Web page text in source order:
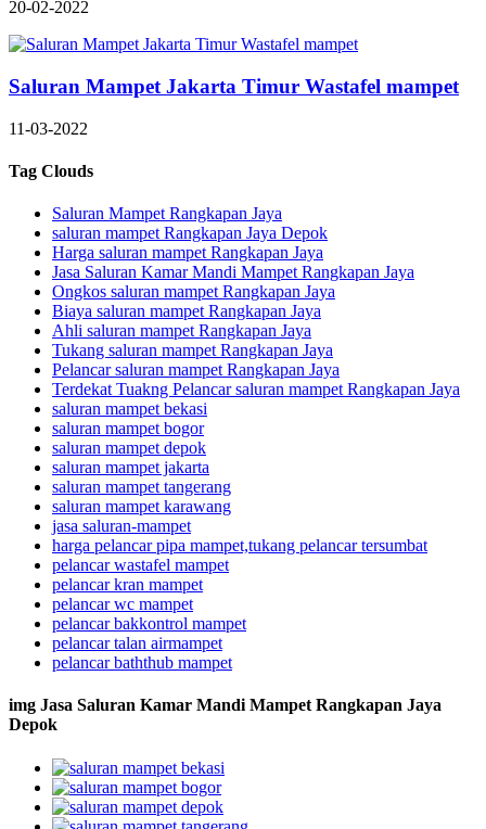
20-02-2022
Saluran Mampet Jakarta Timur Wastafel mampet
11-03-2022
Tag Clouds
Saluran Mampet Rangkapan Jaya
saluran mampet Rangkapan Jaya Depok
Harga saluran mampet Rangkapan Jaya
Jasa Saluran Kamar Mandi Mampet Rangkapan Jaya
Ongkos saluran mampet Rangkapan Jaya
Biaya saluran mampet Rangkapan Jaya
Ahli saluran mampet Rangkapan Jaya
Tukang saluran mampet Rangkapan Jaya
Pelancar saluran mampet Rangkapan Jaya
Terdekat Tuakng Pelancar saluran mampet Rangkapan Jaya
saluran mampet bekasi
saluran mampet bogor
saluran mampet depok
saluran mampet jakarta
saluran mampet tangerang
saluran mampet karawang
jasa saluran-mampet
harga pelancar pipa mampet,tukang pelancar tersumbat
pelancar wastafel mampet
pelancar kran mampet
pelancar wc mampet
pelancar bakkontrol mampet
pelancar talan airmampet
pelancar baththub mampet
img Jasa Saluran Kamar Mandi Mampet Rangkapan Jaya
Depok